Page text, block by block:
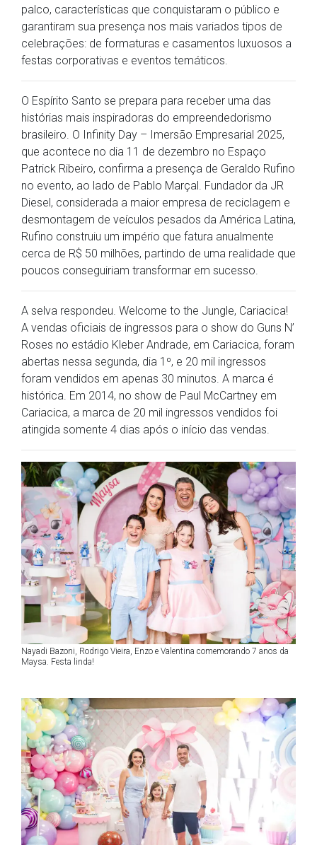
palco, características que conquistaram o público e
garantiram sua presença nos mais variados tipos de
celebrações: de formaturas e casamentos luxuosos a
festas corporativas e eventos temáticos.
O Espírito Santo se prepara para receber uma das
histórias mais inspiradoras do empreendedorismo
brasileiro. O Infinity Day – Imersão Empresarial 2025,
que acontece no dia 11 de dezembro no Espaço
Patrick Ribeiro, confirma a presença de Geraldo Rufino
no evento, ao lado de Pablo Marçal. Fundador da JR
Diesel, considerada a maior empresa de reciclagem e
desmontagem de veículos pesados da América Latina,
Rufino construiu um império que fatura anualmente
cerca de R$ 50 milhões, partindo de uma realidade que
poucos conseguiriam transformar em sucesso.
A selva respondeu. Welcome to the Jungle, Cariacica!
A vendas oficiais de ingressos para o show do Guns N’
Roses no estádio Kleber Andrade, em Cariacica, foram
abertas nessa segunda, dia 1º, e 20 mil ingressos
foram vendidos em apenas 30 minutos. A marca é
histórica. Em 2014, no show de Paul McCartney em
Cariacica, a marca de 20 mil ingressos vendidos foi
atingida somente 4 dias após o início das vendas.
Nayadi Bazoni, Rodrigo Vieira, Enzo e Valentina comemorando 7 anos da
Maysa. Festa linda!